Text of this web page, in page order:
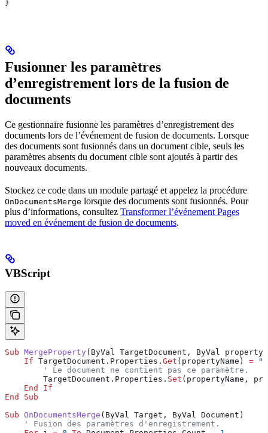
}
Fusionner les paramètres
d’enregistrement lors de la fusion de
documents
Ce gestionnaire fusionne les paramètres d’enregistrement des
documents lors de l’événement de fusion de documents. Lorsque
des documents sont fusionnés dans un document cible, seuls les
paramètres absents du document cible sont ajoutés à partir des
nouveaux documents.
Stockez ce code dans un module partagé et appelez la procédure
OnDocumentsMerge lorsque des documents sont fusionnés. Pour
plus d’informations, consultez Transformer l’événement Pages
moved en événement de fusion de documents.
VBScript
Sub MergeProperty ( ByVal TargetDocument, ByVal
    If
TargetDocument.Properties. Get ( propertyName ) = ""
        ' Le document ne contient pas ce paramètre.
        TargetDocument.Properties.
Set ( propertyName ,
    End If
End Sub
Sub OnDocumentsMerge ( ByVal Target, ByVal Document )
    ' Fusion des paramètres d'enregistrement.